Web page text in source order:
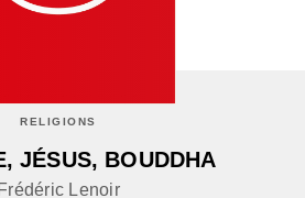
RELIGIONS
JÉSUS, BOUDDHA
Frédéric Lenoir